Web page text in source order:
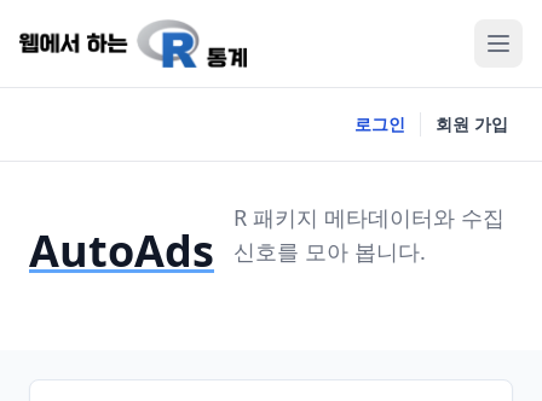
로그인 회원 가입
AutoAds
R 패키지 메타데이터와 수집
신호를 모아 봅니다.